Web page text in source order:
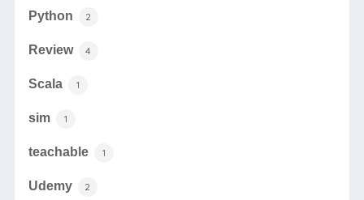
Python 2
Review 4
Scala 1
sim 1
teachable 1
Udemy 2